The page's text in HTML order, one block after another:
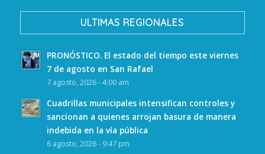
ULTIMAS REGIONALES
PRONÓSTICO. El estado del tiempo este viernes
7 de agosto en San Rafael
7 agosto, 2026 - 4:00 am
Cuadrillas municipales intensifican controles y
sancionan a quienes arrojan basura de manera
indebida en la vía pública
6 agosto, 2026 - 9:47 pm